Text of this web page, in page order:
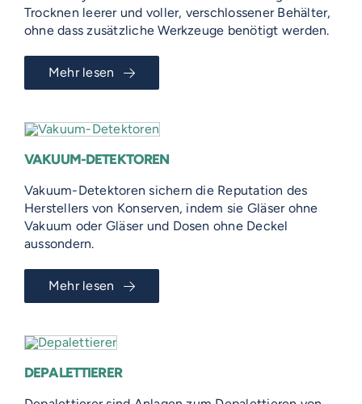
Trocknen leerer und voller, verschlossener Behälter,
ohne dass zusätzliche Werkzeuge benötigt werden.
Mehr lesen
VAKUUM-DETEKTOREN
Vakuum-Detektoren sichern die Reputation des
Herstellers von Konserven, indem sie Gläser ohne
Vakuum oder Gläser und Dosen ohne Deckel
aussondern.
Mehr lesen
DEPALETTIERER